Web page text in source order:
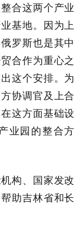
合这两个产业
基地。因为上
罗斯也是其中
合作为重心之
这个安排。为
协调官及上合
这方面基础设
业园的整合方
构、国家发改
助吉林省和长